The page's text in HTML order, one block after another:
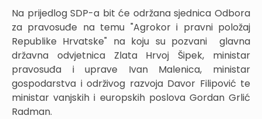
Na prijedlog SDP-a bit će održana sjednica Odbora
za pravosuđe na temu "Agrokor i pravni položaj
Republike Hrvatske" na koju su pozvani glavna
državna odvjetnica Zlata Hrvoj Šipek, ministar
pravosuđa i uprave Ivan Malenica, ministar
gospodarstva i održivog razvoja Davor Filipović te
ministar vanjskih i europskih poslova Gordan Grlić
Radman.